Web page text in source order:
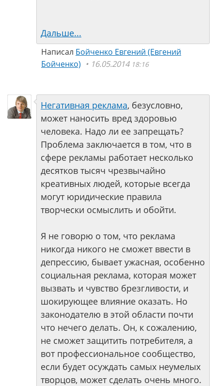
Дальше...
Написал Бойченко Евгений (Евгений
Бойченко)
16.05.2014 18:16
Негативная реклама, безусловно,
может наносить вред здоровью
человека. Надо ли ее запрещать?
Проблема заключается в том, что в
сфере рекламы работает несколько
десятков тысяч чрезвычайно
креативных людей, которые всегда
могут юридические правила
творчески осмыслить и обойти.
Я не говорю о том, что реклама
никогда никого не сможет ввести в
депрессию, бывает ужасная, особенно
социальная реклама, которая может
вызвать и чувство брезгливости, и
шокирующее влияние оказать. Но
законодателю в этой области почти
что нечего делать. Он, к сожалению,
не сможет защитить потребителя, а
вот профессиональное сообщество,
если будет осуждать самых неумелых
творцов, может сделать очень много.